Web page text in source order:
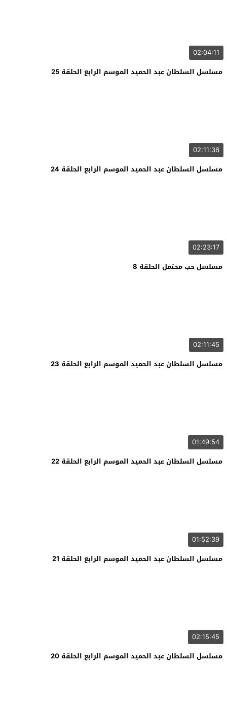
02:04:11
مسلسل السلطان عبد الحميد الموسم الرابع الحلقة 25
02:11:36
مسلسل السلطان عبد الحميد الموسم الرابع الحلقة 24
02:23:17
مسلسل حب محتمل الحلقة 8
02:11:45
مسلسل السلطان عبد الحميد الموسم الرابع الحلقة 23
01:49:54
مسلسل السلطان عبد الحميد الموسم الرابع الحلقة 22
01:52:39
مسلسل السلطان عبد الحميد الموسم الرابع الحلقة 21
02:15:45
مسلسل السلطان عبد الحميد الموسم الرابع الحلقة 20